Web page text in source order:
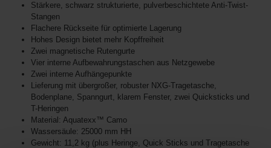
Stärkere, schwarz strukturierte, pulverbeschichtete Anti-Twist-
Stangen
Flachere Rückseite für optimierte Lagerung
Hohes Design bietet mehr Kopffreiheit
Zwei magnetische Rutengurte
Vier interne Aufbewahrungstaschen aus Netzgewebe
Zwei interne Aufhängepunkte
Lieferung mit übergroßer, robuster NXG-Tragetasche,
Bodenplane, Spanngurt, klarem Fenster, zwei Quicksticks und
T-Heringen
Material: Aquatexx™ Camo
Wassersäule: 25000 mm HH
Gewicht: 11,2 kg (plus Heringe, Quick Sticks und Tragetasche